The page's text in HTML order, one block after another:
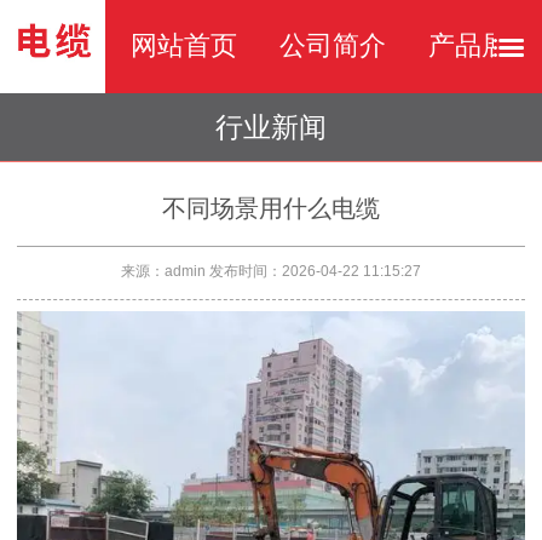
网站首页 公司简介 产品展示
行业新闻
不同场景用什么电缆
来源：admin 发布时间：2026-04-22 11:15:27